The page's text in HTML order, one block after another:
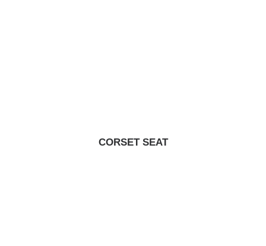
CORSET SEAT